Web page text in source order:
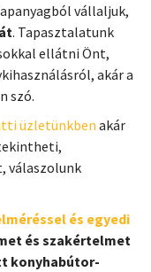
vállaljuk,
. Tapasztalatunk
ellátni Önt,
akár a
szó.
üzletünkben akár
válaszolunk
és egyedi
és szakértelmet
konyhabútor-